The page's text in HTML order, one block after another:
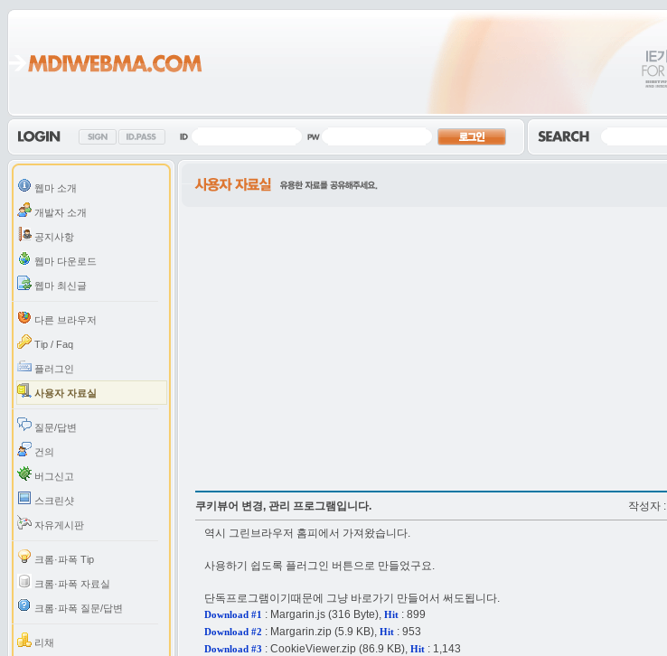
웹마 소개
개발자 소개
공지사항
웹마 다운로드
웹마 최신글
다른 브라우저
Tip / Faq
플러그인
사용자 자료실
질문/답변
건의
버그신고
스크린샷
자유게시판
크롬·파폭 Tip
크롬·파폭 자료실
크롬·파폭 질문/답변
리채
쿠키뷰어 변경, 관리 프로그램입니다. 작성자 :
역시 그린브라우저 홈피에서 가져왔습니다.
사용하기 쉽도록 플러그인 버튼으로 만들었구요.
단독프로그램이기때문에 그냥 바로가기 만들어서 써도됩니다.
Download #1 : Margarin.js (316 Byte), Hit : 899
Download #2 : Margarin.zip (5.9 KB), Hit : 953
Download #3 : CookieViewer.zip (86.9 KB), Hit : 1,143